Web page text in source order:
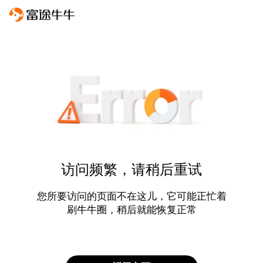
访问频繁，请稍后重试
您所要访问的页面不在这儿，它可能正忙着
刷牛牛圈，稍后就能恢复正常